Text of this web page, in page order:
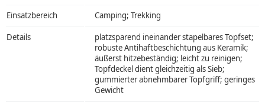
Einsatzbereich Camping; Trekking
Details
platzsparend ineinander stapelbares Topfset;
robuste Antihaftbeschichtung aus Keramik;
äußerst hitzebeständig; leicht zu reinigen;
Topfdeckel dient gleichzeitig als Sieb;
gummierter abnehmbarer Topfgriff; geringes
Gewicht